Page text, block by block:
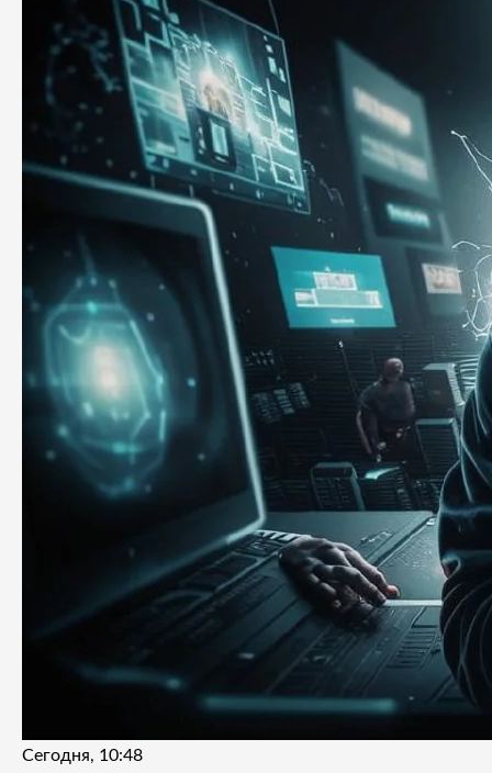
Сегодня, 10:48